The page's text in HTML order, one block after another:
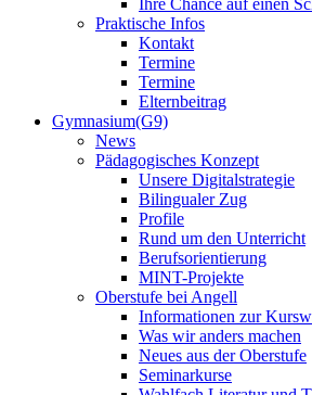
Ihre Chance auf einen
Praktische Infos
Kontakt
Termine
Termine
Elternbeitrag
Gymnasium(G9)
News
Pädagogisches Konzept
Unsere Digitalstrategie
Bilingualer Zug
Profile
Rund um den Unterricht
Berufsorientierung
MINT-Projekte
Oberstufe bei Angell
Informationen zur
Was wir anders machen
Neues aus der Oberstufe
Seminarkurse